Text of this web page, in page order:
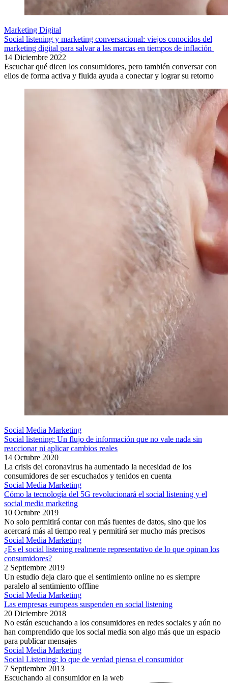
Marketing Digital
Social listening y marketing conversacional: viejos conocidos del
marketing digital para salvar a las marcas en tiempos de inflación
14 Diciembre 2022
Escuchar qué dicen los consumidores, pero también conversar con
ellos de forma activa y fluida ayuda a conectar y lograr su retorno
Social Media Marketing
Social listening: Un flujo de información que no vale nada sin
reaccionar ni aplicar cambios reales
14 Octubre 2020
La crisis del coronavirus ha aumentado la necesidad de los
consumidores de ser escuchados y tenidos en cuenta
Social Media Marketing
Cómo la tecnología del 5G revolucionará el social listening y el
social media marketing
10 Octubre 2019
No solo permitirá contar con más fuentes de datos, sino que los
acercará más al tiempo real y permitirá ser mucho más precisos
Social Media Marketing
¿Es el social listening realmente representativo de lo que opinan los
consumidores?
2 Septiembre 2019
Un estudio deja claro que el sentimiento online no es siempre
paralelo al sentimiento offline
Social Media Marketing
Las empresas europeas suspenden en social listening
20 Diciembre 2018
No están escuchando a los consumidores en redes sociales y aún no
han comprendido que los social media son algo más que un espacio
para publicar mensajes
Social Media Marketing
Social Listening: lo que de verdad piensa el consumidor
7 Septiembre 2013
Escuchando al consumidor en la web